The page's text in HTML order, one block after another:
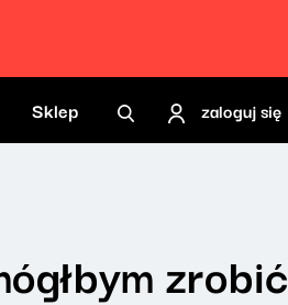
Sklep zaloguj się
zrobić